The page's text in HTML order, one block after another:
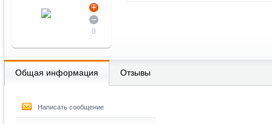
0
Общая информация Отзывы
Написать сообщение